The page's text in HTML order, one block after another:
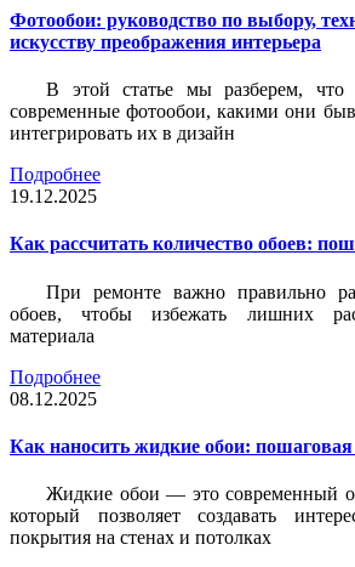
Фотообои: руководство по выбору,
искусству преображения интерьера
В этой статье мы разберем, что
современные фотообои, какими они
интегрировать их в дизайн
Подробнее
19.12.2025
Как рассчитать количество обоев:
При ремонте важно правильно
обоев, чтобы избежать лишних
материала
Подробнее
08.12.2025
Как наносить жидкие обои:
Жидкие обои — это современный
который позволяет создавать
покрытия на стенах и потолках